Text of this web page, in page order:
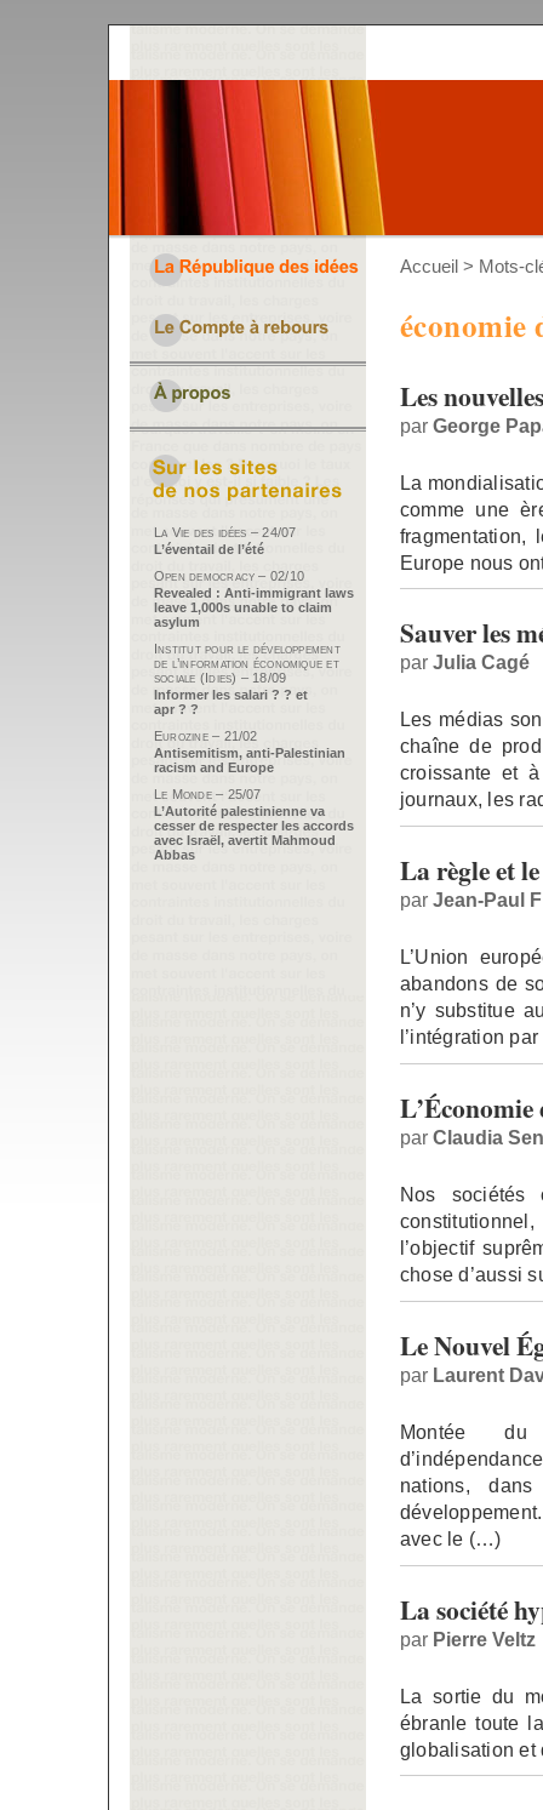
Accueil > Mots-
économie
Les
par George
La
comme une
Europe nous
Sauver les
par Julia Cagé
Les médias
chaîne de
croissante et
journaux, les
La règle et
par Jean-Paul
L’Union
abandons de
n’y substitue
l’intégration
par Claudia
Nos
constitutionnel,
l’objectif
chose d’aussi
Le Nouvel
par Laurent
Montée du
nations,
avec le (…)
La société
par Pierre Veltz
La sortie du
ébranle toute
globalisation et
La Vie des idées – 24/07
L’éventail de l’été
Open democracy – 02/10
Revealed : Anti-immigrant laws
leave 1,000s unable to claim
asylum
Institut pour le développement
de l’information économique et
sociale (Idies) – 18/09
Informer les salari ? ? et
apr ? ?
Eurozine – 21/02
Antisemitism, anti-Palestinian
racism and Europe
Le Monde – 25/07
L’Autorité palestinienne va
cesser de respecter les accords
avec Israël, avertit Mahmoud
Abbas